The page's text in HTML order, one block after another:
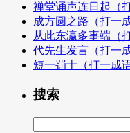
禅堂诵声连日起（
成方圆之路（打一
从此东瀛多事端（
代先生发言（打一
短一罚十（打一成
搜索